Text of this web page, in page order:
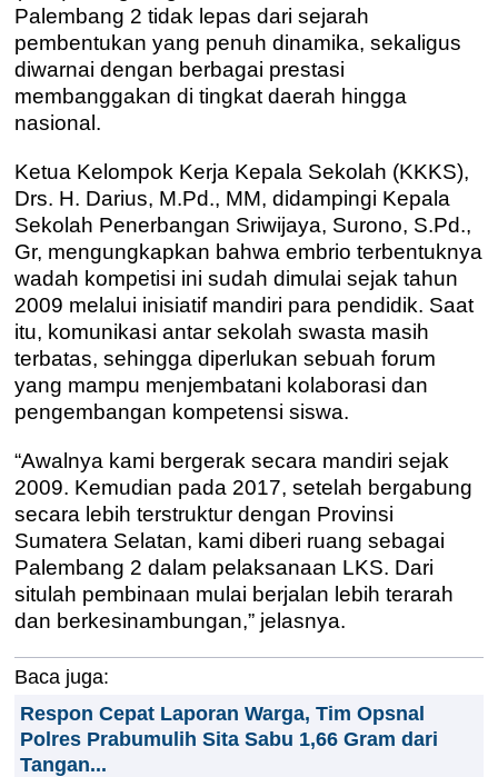
Palembang 2 tidak lepas dari sejarah
pembentukan yang penuh dinamika, sekaligus
diwarnai dengan berbagai prestasi
membanggakan di tingkat daerah hingga
nasional.
Ketua Kelompok Kerja Kepala Sekolah (KKKS),
Drs. H. Darius, M.Pd., MM, didampingi Kepala
Sekolah Penerbangan Sriwijaya, Surono, S.Pd.,
Gr, mengungkapkan bahwa embrio terbentuknya
wadah kompetisi ini sudah dimulai sejak tahun
2009 melalui inisiatif mandiri para pendidik. Saat
itu, komunikasi antar sekolah swasta masih
terbatas, sehingga diperlukan sebuah forum
yang mampu menjembatani kolaborasi dan
pengembangan kompetensi siswa.
“Awalnya kami bergerak secara mandiri sejak
2009. Kemudian pada 2017, setelah bergabung
secara lebih terstruktur dengan Provinsi
Sumatera Selatan, kami diberi ruang sebagai
Palembang 2 dalam pelaksanaan LKS. Dari
situlah pembinaan mulai berjalan lebih terarah
dan berkesinambungan,” jelasnya.
Baca juga:
Respon Cepat Laporan Warga, Tim Opsnal
Polres Prabumulih Sita Sabu 1,66 Gram dari
Tangan...